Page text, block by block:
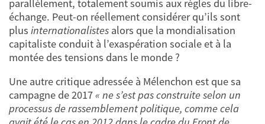
parallèlement, totalement soumis aux règles du libre-
échange. Peut-on réellement considérer qu’ils sont
plus internationalistes alors que la mondialisation
capitaliste conduit à l’exaspération sociale et à la
montée des tensions dans le monde ?
Une autre critique adressée à Mélenchon est que sa
campagne de 2017« ne s’est pas construite selon un
processus de rassemblement politique, comme cela